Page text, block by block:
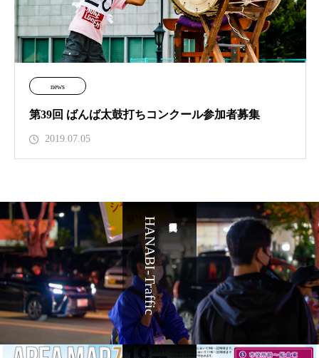
news
第39回 ばんば太鼓打ちコンクール参加者募集
2019.07.05
HANABI-Traffic